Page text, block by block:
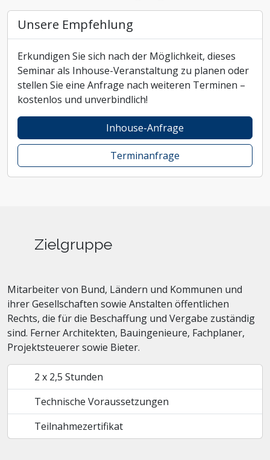
Unsere Empfehlung
Erkundigen Sie sich nach der Möglichkeit, dieses
Seminar als Inhouse-Veranstaltung zu planen oder
stellen Sie eine Anfrage nach weiteren Terminen –
kostenlos und unverbindlich!
Inhouse-Anfrage
Terminanfrage
Zielgruppe
Mitarbeiter von Bund, Ländern und Kommunen und
ihrer Gesellschaften sowie Anstalten öffentlichen
Rechts, die für die Beschaffung und Vergabe zuständig
sind. Ferner Architekten, Bauingenieure, Fachplaner,
Projektsteuerer sowie Bieter.
2 x 2,5 Stunden
Technische Voraussetzungen
Teilnahmezertifikat